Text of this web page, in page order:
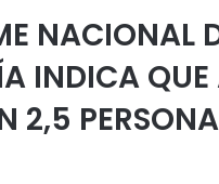
NACIONAL
INDICA
2,5